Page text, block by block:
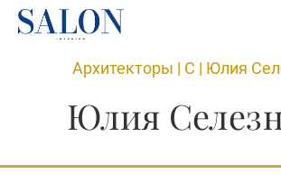
Архитекторы | С | Юлия
Юлия